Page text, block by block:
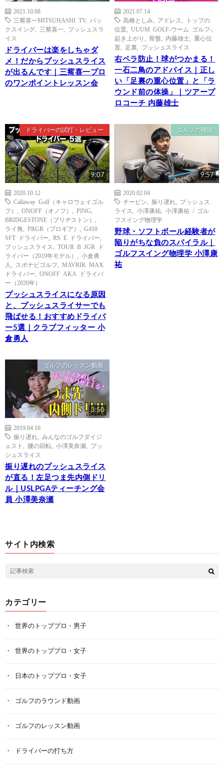
2021.10.08
三觜喜一MITSUHASHI TV, バッ
クスイング
三觜喜一
プッシュスラ
イス
ドライバーは楽をしちゃダ
メ！だからプッシュスライス
が出るんです｜三觜喜一プロ
のワンポイントレッスン会
2021.07.14
高橋としみ
アドレス
トップの
位置
UUUM GOLF-ウーム ゴルフ-
起き上がり
骨盤 内藤雄士
重心位
置
足裏 プッシュスライス
右ペラ防止！球がつかまる！
一石二鳥のアドバイス｜正し
い「足裏の重心位置」と「ラ
ウンド前の体操」｜ツアープ
ロコーチ 内藤雄士
ドライバーの試打・レビュー
9:07
2020.10.12
Callaway Golf（キャロウェイゴル
フ）
ONOFF（オノフ） PING
BRIDGESTONE（ブリヂストン）
ライ角
PRGR（プロギア）
G410
SFT ドライバー
RS E ドライバー
プッシュスライス
TOUR B JGR ド
ライバー（2019年モデル）
小倉勇
人
スポナビゴルフ
MAVRIK MAX
ドライバー
ONOFF AKA ドライバ
ー（2020年）
プッシュスライスになる原因
と、プッシュスライサーでも
飛ばせる！おすすめドライバ
ー5選｜クラブフィッター 小
倉勇人
ゴルフの雑談
9:57
2020.02.04
チーピン
振り遅れ
プッシュス
ライス
小澤康祐
小澤康祐 / ゴル
フスイング物理学
野球・ソフトボール経験者が
陥りがちな負のスパイラル｜
ゴルフスイング物理学 小澤康
祐
ゴルフのレッスン動画
3:50
2019.04.16
振り遅れ
みんなのゴルフダイジ
ェスト
腰の回転 小澤美奈瀬
プッ
シュスライス
振り遅れのプッシュスライス
が直る！左足つま先内側ドリ
ル｜USLPGAティーチング会
員 小澤美奈瀬
サイト内検索
カテゴリー
世界のトッププロ・男子
世界のトッププロ・女子
日本のトッププロ・女子
ゴルフのラウンド動画
ゴルフのレッスン動画
ドライバーの打ち方